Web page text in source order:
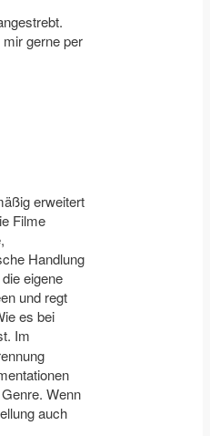
gerne per
erweitert
Filme
Handlung
eigene
und regt
es bei
Im
Wenn
auch